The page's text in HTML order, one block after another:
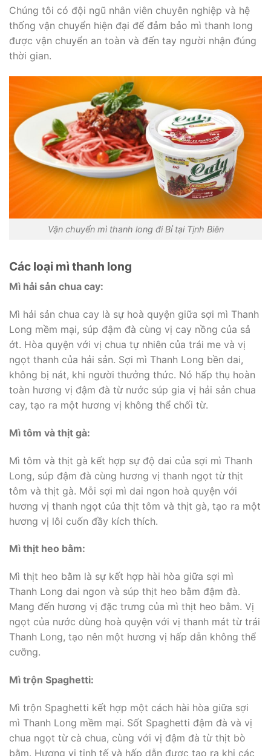
Chúng tôi có đội ngũ nhân viên chuyên nghiệp và hệ
thống vận chuyển hiện đại để đảm bảo mì thanh long
được vận chuyển an toàn và đến tay người nhận đúng
thời gian.
Vận chuyển mì thanh long đi Bỉ tại Tịnh Biên
Các loại mì thanh long
Mì hải sản chua cay:
Mì hải sản chua cay là sự hoà quyện giữa sợi mì Thanh
Long mềm mại, súp đậm đà cùng vị cay nồng của sả
ớt. Hòa quyện với vị chua tự nhiên của trái me và vị
ngọt thanh của hải sản. Sợi mì Thanh Long bền dai,
không bị nát, khi người thưởng thức. Nó hấp thụ hoàn
toàn hương vị đậm đà từ nước súp gia vị hải sản chua
cay, tạo ra một hương vị không thể chối từ.
Mì tôm và thịt gà:
Mì tôm và thịt gà kết hợp sự độ dai của sợi mì Thanh
Long, súp đậm đà cùng hương vị thanh ngọt từ thịt
tôm và thịt gà. Mỗi sợi mì dai ngon hoà quyện với
hương vị thanh ngọt của thịt tôm và thịt gà, tạo ra một
hương vị lôi cuốn đầy kích thích.
Mì thịt heo bằm:
Mì thịt heo bằm là sự kết hợp hài hòa giữa sợi mì
Thanh Long dai ngon và súp thịt heo bằm đậm đà.
Mang đến hương vị đặc trưng của mì thịt heo bằm. Vị
ngọt của nước dùng hoà quyện với vị thanh mát từ trái
Thanh Long, tạo nên một hương vị hấp dẫn không thể
cưỡng.
Mì trộn Spaghetti:
Mì trộn Spaghetti kết hợp một cách hài hòa giữa sợi
mì Thanh Long mềm mại. Sốt Spaghetti đậm đà và vị
chua ngọt từ cà chua, cùng với vị đậm đà từ thịt bò
bằm. Hương vị tinh tế và hấp dẫn được tạo ra khi các